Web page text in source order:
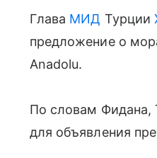
Глава МИД Турции
предложение о
Anadolu.
По словам Фидана,
для объявления